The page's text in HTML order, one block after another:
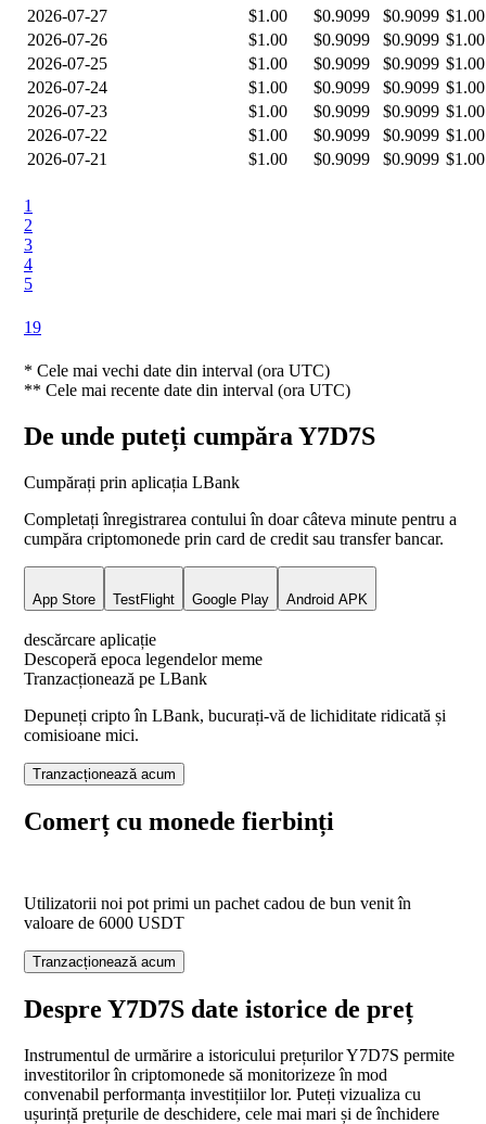
2026-07-27
$1.00 $0.9099 $0.9099 $1.00
2026-07-26
$1.00 $0.9099 $0.9099 $1.00
2026-07-25
$1.00 $0.9099 $0.9099 $1.00
2026-07-24
$1.00 $0.9099 $0.9099 $1.00
2026-07-23
$1.00 $0.9099 $0.9099 $1.00
2026-07-22
$1.00 $0.9099 $0.9099 $1.00
2026-07-21
$1.00 $0.9099 $0.9099 $1.00
1
2
3
4
5
19
* Cele mai vechi date din interval (ora UTC)
** Cele mai recente date din interval (ora UTC)
De unde puteți cumpăra Y7D7S
Cumpărați prin aplicația LBank
Completați înregistrarea contului în doar câteva minute pentru a
cumpăra criptomonede prin card de credit sau transfer bancar.
App Store TestFlight Google Play Android APK
descărcare aplicație
Descoperă epoca legendelor meme
Tranzacționează pe LBank
Depuneți cripto în LBank, bucurați-vă de lichiditate ridicată și
comisioane mici.
Tranzacționează acum
Comerț cu monede fierbinți
Utilizatorii noi pot primi un pachet cadou de bun venit în
valoare de 6000 USDT
Tranzacționează acum
Despre Y7D7S date istorice de preț
Instrumentul de urmărire a istoricului prețurilor Y7D7S permite
investitorilor în criptomonede să monitorizeze în mod
convenabil performanța investițiilor lor. Puteți vizualiza cu
ușurință prețurile de deschidere, cele mai mari și de închidere